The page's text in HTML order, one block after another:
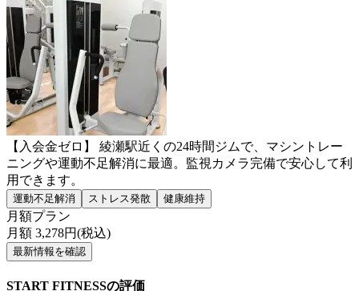
【入会金ゼロ】 綾瀬駅近くの24時間ジムで、マシントレー
ニングや運動不足解消に最適。監視カメラ完備で安心して利
用できます。
運動不足解消 ストレス発散 健康維持
月額プラン
月額 3,278円(税込)
最新情報を確認
START FITNESSの評価